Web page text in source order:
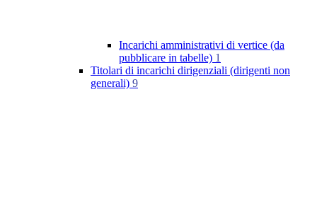
Incarichi amministrativi di vertice (da
pubblicare in tabelle) 1
Titolari di incarichi dirigenziali (dirigenti non
generali) 9